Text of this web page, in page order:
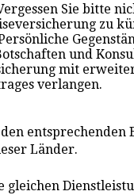
Sie bitte
zu
und
mit
verlangen.
entsprechenden
Länder.
gleichen